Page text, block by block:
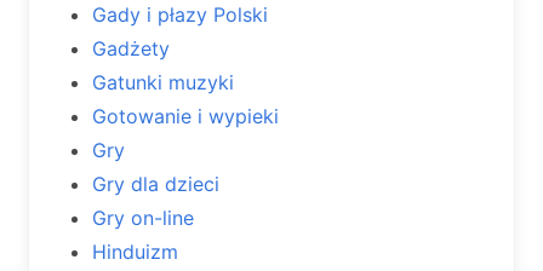
Gady i płazy Polski
Gadżety
Gatunki muzyki
Gotowanie i wypieki
Gry
Gry dla dzieci
Gry on-line
Hinduizm